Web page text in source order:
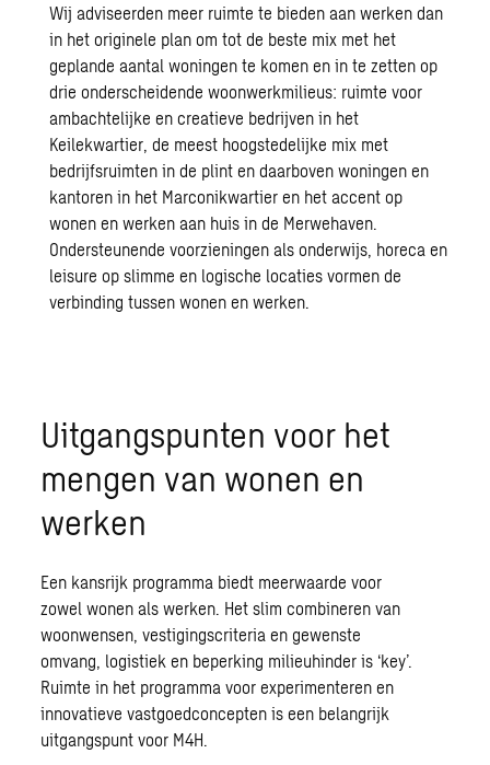
Wij adviseerden meer ruimte te bieden aan werken dan
in het originele plan om tot de beste mix met het
geplande aantal woningen te komen en in te zetten op
drie onderscheidende woonwerkmilieus: ruimte voor
ambachtelijke en creatieve bedrijven in het
Keilekwartier, de meest hoogstedelijke mix met
bedrijfsruimten in de plint en daarboven woningen en
kantoren in het Marconikwartier en het accent op
wonen en werken aan huis in de Merwehaven.
Ondersteunende voorzieningen als onderwijs, horeca en
leisure op slimme en logische locaties vormen de
verbinding tussen wonen en werken.
Uitgangspunten voor het
mengen van wonen en
werken
Een kansrijk programma biedt meerwaarde voor
zowel wonen als werken. Het slim combineren van
woonwensen, vestigingscriteria en gewenste
omvang, logistiek en beperking milieuhinder is ‘key’.
Ruimte in het programma voor experimenteren en
innovatieve vastgoedconcepten is een belangrijk
uitgangspunt voor M4H.